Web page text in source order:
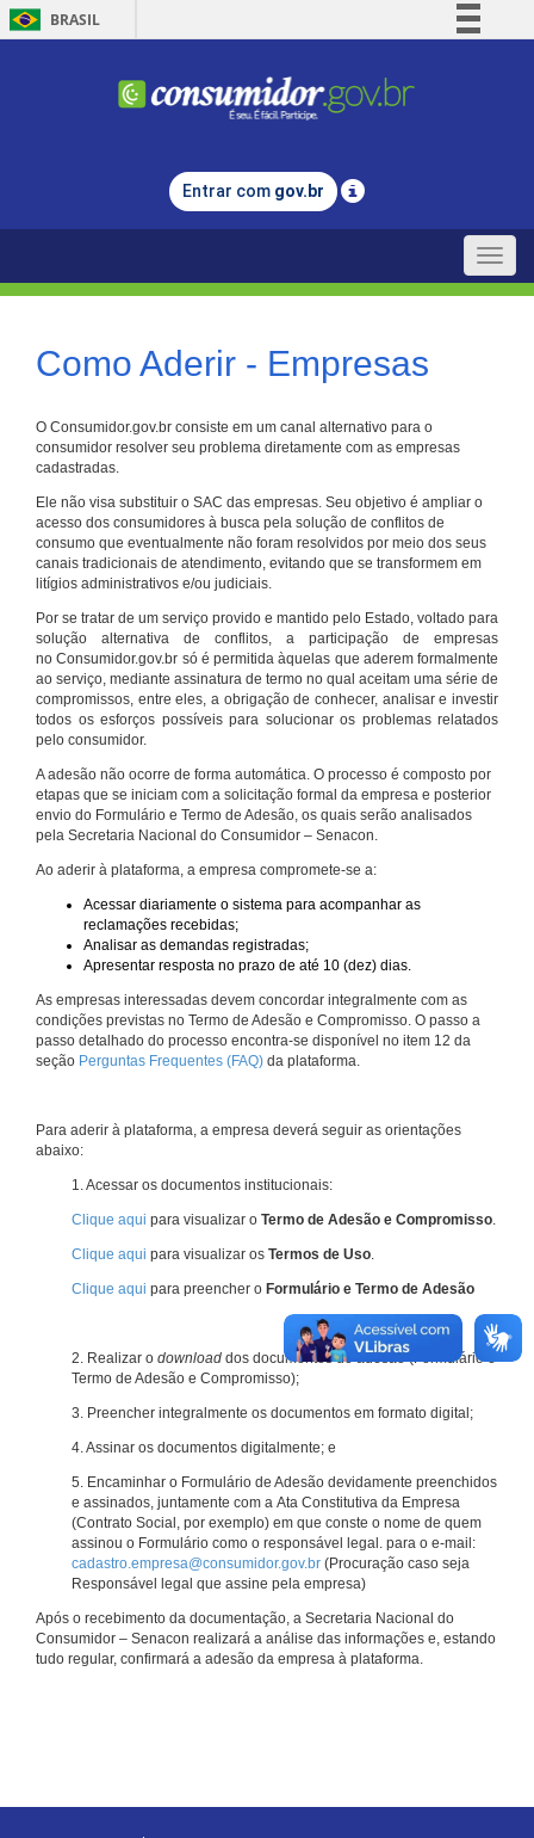
BRASIL
Comunica BR
Legislação
Entrar com gov.br
Toggle
Como Aderir - Empresas
O Consumidor.gov.br consiste em um canal alternativo para o
consumidor resolver seu problema diretamente com as empresas
cadastradas.
Ele não visa substituir o SAC das empresas. Seu objetivo é ampliar o
acesso dos consumidores à busca pela solução de conflitos de
consumo que eventualmente não foram resolvidos por meio dos seus
canais tradicionais de atendimento, evitando que se transformem em
litígios administrativos e/ou judiciais.
Por se tratar de um serviço provido e mantido pelo Estado, voltado para
solução alternativa de conflitos, a participação de empresas
no Consumidor.gov.br só é permitida àquelas que aderem formalmente
ao serviço, mediante assinatura de termo no qual aceitam uma série de
compromissos, entre eles, a obrigação de conhecer, analisar e investir
todos os esforços possíveis para solucionar os problemas relatados
pelo consumidor.
A adesão não ocorre de forma automática. O processo é composto por
etapas que se iniciam com a solicitação formal da empresa e posterior
envio do Formulário e Termo de Adesão, os quais serão analisados
pela Secretaria Nacional do Consumidor – Senacon.
Ao aderir à plataforma, a empresa compromete-se a:
Acessar diariamente o sistema para acompanhar as
reclamações recebidas;
Analisar as demandas registradas;
Apresentar resposta no prazo de até 10 (dez) dias.
As empresas interessadas devem concordar integralmente com as
condições previstas no Termo de Adesão e Compromisso. O passo a
passo detalhado do processo encontra-se disponível no item 12 da
seção Perguntas Frequentes (FAQ) da plataforma.
Para aderir à plataforma, a empresa deverá seguir as orientações
abaixo:
1. Acessar os documentos institucionais:
Clique aqui para visualizar o Termo de Adesão e Compromisso.
Clique aqui para visualizar os Termos de Uso.
Clique aqui para preencher o Formulário e Termo de Adesão
2. Realizar o download dos documentos de adesão (Formulário e
Termo de Adesão e Compromisso);
3. Preencher integralmente os documentos em formato digital;
4. Assinar os documentos digitalmente; e
5. Encaminhar o Formulário de Adesão devidamente preenchidos
e assinados, juntamente com a Ata Constitutiva da Empresa
(Contrato Social, por exemplo) em que conste o nome de quem
assinou o Formulário como o responsável legal. para o e-mail:
cadastro.empresa@consumidor.gov.br (Procuração caso seja
Responsável legal que assine pela empresa)
Após o recebimento da documentação, a Secretaria Nacional do
Consumidor – Senacon realizará a análise das informações e, estando
tudo regular, confirmará a adesão da empresa à plataforma.